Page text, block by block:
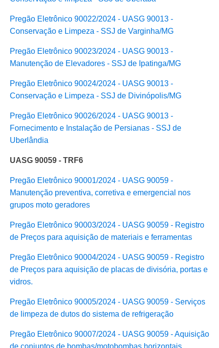
Pregão Eletrônico 90022/2024 - UASG 90013 -
Conservação e Limpeza - SSJ de Varginha/MG
Pregão Eletrônico 90023/2024 - UASG 90013 -
Manutenção de Elevadores - SSJ de Ipatinga/MG
Pregão Eletrônico 90024/2024 - UASG 90013 -
Conservação e Limpeza - SSJ de Divinópolis/MG
Pregão Eletrônico 90026/2024 - UASG 90013 -
Fornecimento e Instalação de Persianas - SSJ de
Uberlândia
UASG 90059 - TRF6
Pregão Eletrônico 90001/2024 - UASG 90059 -
Manutenção preventiva, corretiva e emergencial nos
grupos moto geradores
Pregão Eletrônico 90003/2024 - UASG 90059 - Registro
de Preços para aquisição de materiais e ferramentas
Pregão Eletrônico 90004/2024 - UASG 90059 - Registro
de Preços para aquisição de placas de divisória, portas e
vidros.
Pregão Eletrônico 90005/2024 - UASG 90059 - Serviços
de limpeza de dutos do sistema de refrigeração
Pregão Eletrônico 90007/2024 - UASG 90059 - Aquisição
de conjuntos de bombas/motobombas horizontais